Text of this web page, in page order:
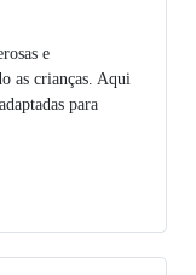
e
as crianças. Aqui
para